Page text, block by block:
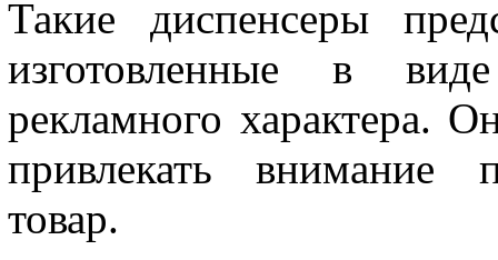
Такие диспенсеры
изготовленные в
рекламного характера.
привлекать внимание
товар.